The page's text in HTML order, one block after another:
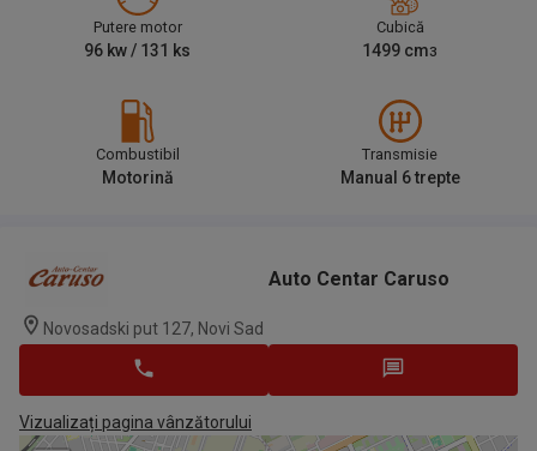
Putere motor
96 kw / 131 ks
Cubică
1499 cm3
Combustibil
Motorină
Transmisie
Manual 6 trepte
Auto Centar Caruso
Novosadski put 127, Novi Sad
Vizualizați pagina vânzătorului